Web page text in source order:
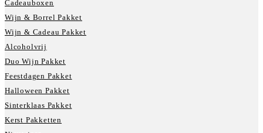
Cadeauboxen
Wijn & Borrel Pakket
Wijn & Cadeau Pakket
Alcoholvrij
Duo Wijn Pakket
Feestdagen Pakket
Halloween Pakket
Sinterklaas Pakket
Kerst Pakketten